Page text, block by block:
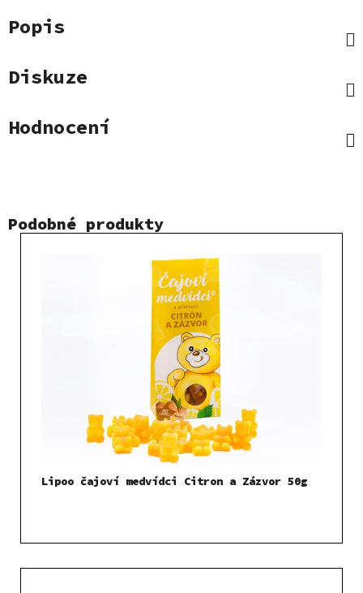
Popis
Diskuze
Hodnocení
Podobné produkty
Lipoo čajoví medvídci Citron a Zázvor 50g